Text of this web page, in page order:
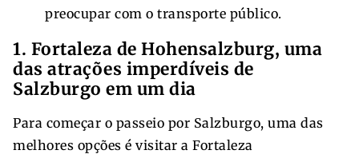
preocupar com o transporte público.
1. Fortaleza de Hohensalzburg, uma
das atrações imperdíveis de
Salzburgo em um dia
Para começar o passeio por Salzburgo, uma das
melhores opções é visitar a Fortaleza